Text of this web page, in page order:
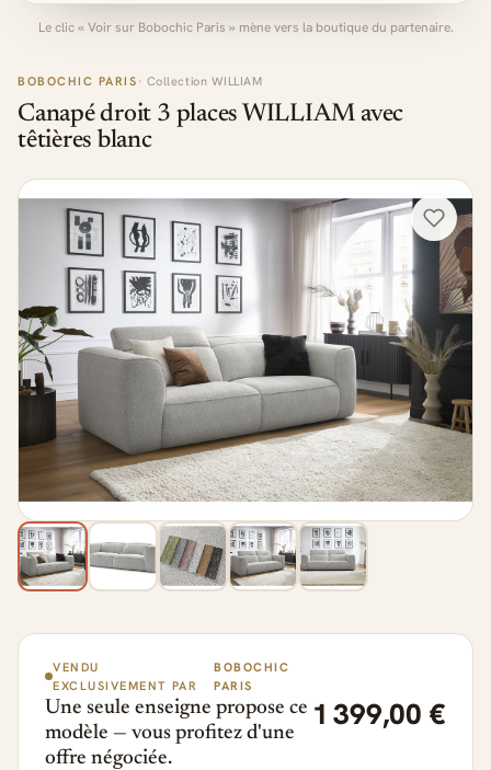
BOBOCHIC PARIS · Collection WILLIAM
Canapé droit 3 places WILLIAM avec
têtières blanc
VENDU
EXCLUSIVEMENT PAR
BOBOCHIC
PARIS
Une seule enseigne propose ce
modèle — vous profitez d'une
offre négociée.
1 399,00 €
Le clic « Voir sur Bobochic Paris » mène vers la boutique du partenaire.